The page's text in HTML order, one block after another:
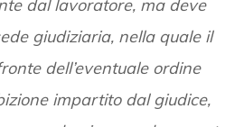
dal lavoratore, ma deve
giudiziaria, nella quale il
dell’eventuale ordine
impartito dal giudice,